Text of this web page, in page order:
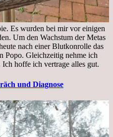
Es wurden bei mir vor einigen
Um den Wachstum der Metas
nach einer Blutkonrolle das
Popo. Gleichzeitig nehme ich
hoffe ich vertrage alles gut.
und Diagnose